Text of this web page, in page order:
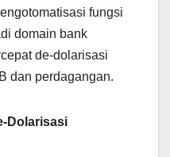
fungsi
domain bank
de-dolarisasi
dan perdagangan.
Dolarisasi